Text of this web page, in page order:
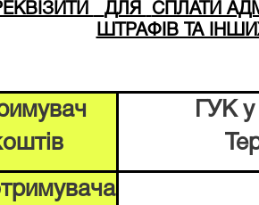
ДЛЯ
СПЛАТИ
ШТРАФІВ ТА
ГУК